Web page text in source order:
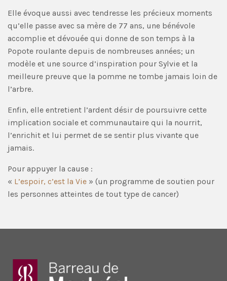
Elle évoque aussi avec tendresse les précieux moments
qu’elle passe avec sa mère de 77 ans, une bénévole
accomplie et dévouée qui donne de son temps à la
Popote roulante depuis de nombreuses années; un
modèle et une source d’inspiration pour Sylvie et la
meilleure preuve que la pomme ne tombe jamais loin de
l’arbre.
Enfin, elle entretient l’ardent désir de poursuivre cette
implication sociale et communautaire qui la nourrit,
l’enrichit et lui permet de se sentir plus vivante que
jamais.
Pour appuyer la cause :
« L’espoir, c’est la Vie » (un programme de soutien pour
les personnes atteintes de tout type de cancer)